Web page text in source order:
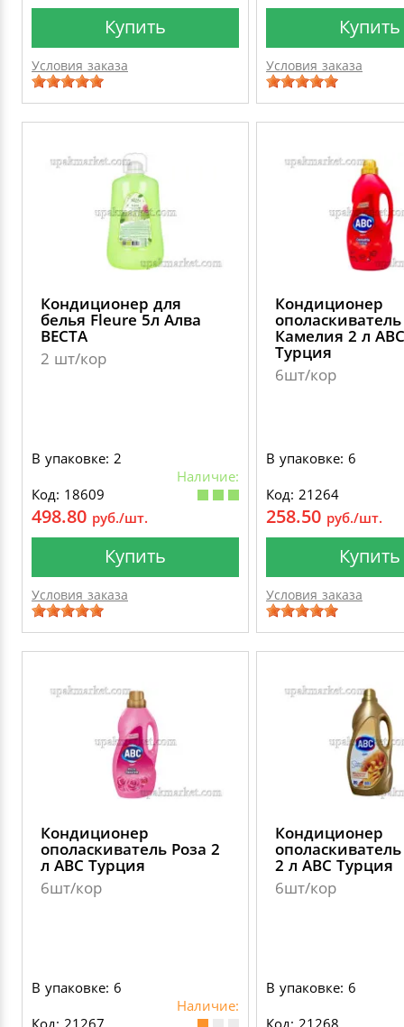
Купить
Условия заказа
Купить
Условия заказа
Кондиционер для
белья Fleure 5л Алва
ВЕСТА
2 шт/кор
В упаковке: 2
Наличие:
Код: 18609
498.80 руб./шт.
Купить
Условия заказа
Кондиционер
ополаскиватель
Камелия 2 л АВС
Турция
6шт/кор
В упаковке: 6
Код: 21264
258.50 руб./шт.
Купить
Условия заказа
Кондиционер
ополаскиватель Роза 2
л АВС Турция
6шт/кор
В упаковке: 6
Наличие:
Код: 21267
Кондиционер
2 л АВС Турция
6шт/кор
В упаковке: 6
Код: 21268